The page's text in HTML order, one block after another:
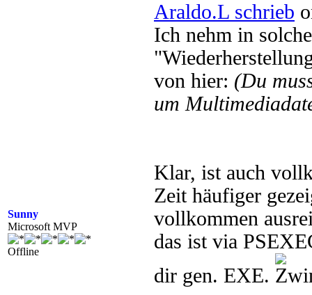
Sunny
Microsoft MVP
Offline
Araldo.L schrieb
Ich nehm in
von hier: (Du
um
Klar, ist auch
Zeit häufiger
vollkommen
das ist via
dir gen. EXE.